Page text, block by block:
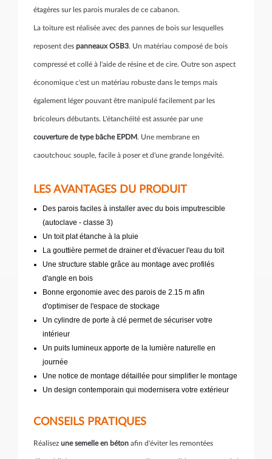
étagères sur les parois murales de ce cabanon.
La toiture est réalisée avec des pannes de bois sur lesquelles
reposent des panneaux OSB3. Un matériau composé de bois
compressé et collé à l'aide de résine et de cire. Outre son aspect
économique c'est un matériau robuste dans le temps mais
également léger pouvant être manipulé facilement par les
bricoleurs débutants. L'étanchéité est assurée par une
couverture de type bâche EPDM . Une membrane en
caoutchouc souple, facile à poser et d'une grande longévité.
LES AVANTAGES DU PRODUIT
Des parois faciles à installer avec du bois imputrescible
(autoclave - classe 3)
Un toit plat étanche à la pluie
La gouttière permet de drainer et d'évacuer l'eau du toit
Une structure stable grâce au montage avec profilés
d'angle en bois
Bonne ergonomie avec des parois de 2.15 m afin
d'optimiser de l'espace de stockage
Un cylindre de porte à clé permet de sécuriser votre
intérieur
Un puits lumineux apporte de la lumière naturelle en
journée
Une notice de montage détaillée pour simplifier le montage
Un design contemporain qui modernisera votre extérieur
CONSEILS PRATIQUES
Réalisez une semelle en béton afin d'éviter les remontées